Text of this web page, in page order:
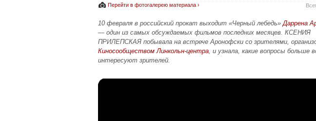
Перейти в фотогалерею материала ›
10 февраля в российский прокат выходит «Черный лебедь»Даррена
— один из самых обсуждаемых фильмов последних месяцев. КСЕНИЯ
ПРИЛЕПСКАЯ побывала на встрече Аронофски со зрителями,
Киносообществом Линкольн-центра, и узнала, какие вопросы больше
интересуют зрителей.